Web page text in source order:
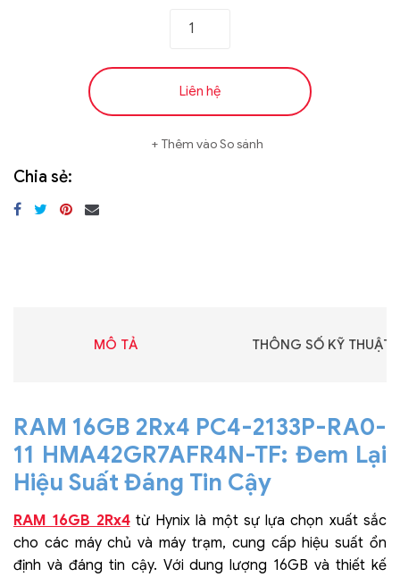
Liên hệ
Thêm vào So sánh
Chia sẻ:
MÔ TẢ THÔNG SỐ KỸ THUẬT
RAM 16GB 2Rx4 PC4-2133P-RA0-
11 HMA42GR7AFR4N-TF: Đem Lại
Hiệu Suất Đáng Tin Cậy
RAM 16GB 2Rx4từ Hynix là một sự lựa chọn xuất sắc
cho các máy chủ và máy trạm, cung cấp hiệu suất ổn
định và đáng tin cậy. Với dung lượng 16GB và thiết kế